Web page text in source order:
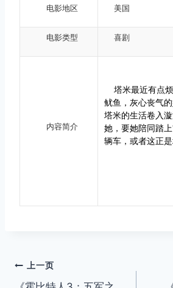
电影地区 美国
电影类型 喜剧
内容简介
塔米最近有点
鱿鱼，灰心丧气
塔米的生活卷入
她，要她陪同踏
辆车，或者这正
文上一页